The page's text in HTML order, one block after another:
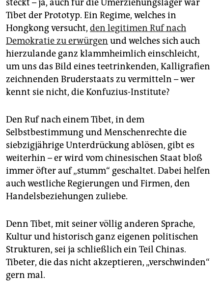
steckt – ja, auch für die Umerziehungslager war
Tibet der Prototyp. Ein Regime, welches in
Hongkong versucht, den legitimen Ruf nach
Demokratie zu erwürgen und welches sich auch
hierzulande ganz klammheimlich einschleicht,
um uns das Bild eines teetrinkenden, Kalligrafien
zeichnenden Bruderstaats zu vermitteln – wer
kennt sie nicht, die Konfuzius-Institute?
Den Ruf nach einem Tibet, in dem
Selbstbestimmung und Menschenrechte die
siebzigjährige Unterdrückung ablösen, gibt es
weiterhin – er wird vom chinesischen Staat bloß
immer öfter auf „stumm“ geschaltet. Dabei helfen
auch westliche Regierungen und Firmen, den
Handelsbeziehungen zuliebe.
Denn Tibet, mit seiner völlig anderen Sprache,
Kultur und historisch ganz eigenen politischen
Strukturen, sei ja schließlich ein Teil Chinas.
Tibeter, die das nicht akzeptieren, „verschwinden“
gern mal.